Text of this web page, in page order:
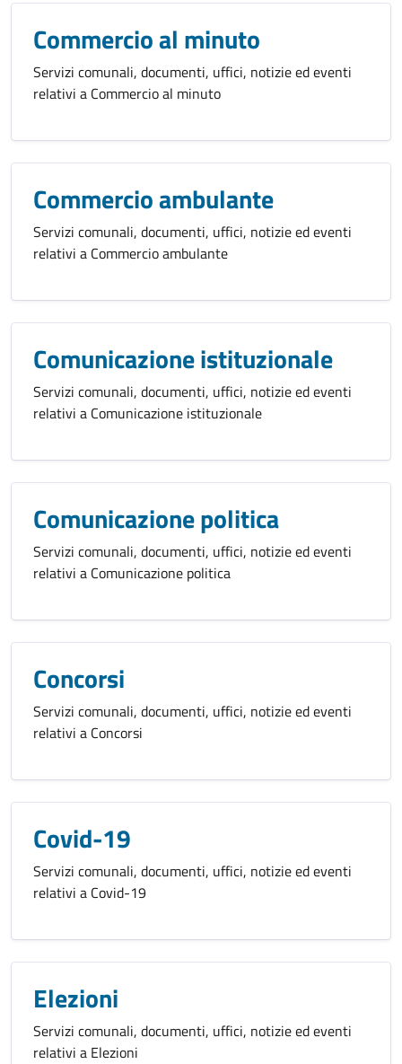
Commercio al minuto
Servizi comunali, documenti, uffici, notizie ed eventi
relativi a Commercio al minuto
Commercio ambulante
Servizi comunali, documenti, uffici, notizie ed eventi
relativi a Commercio ambulante
Comunicazione istituzionale
Servizi comunali, documenti, uffici, notizie ed eventi
relativi a Comunicazione istituzionale
Comunicazione politica
Servizi comunali, documenti, uffici, notizie ed eventi
relativi a Comunicazione politica
Concorsi
Servizi comunali, documenti, uffici, notizie ed eventi
relativi a Concorsi
Covid-19
Servizi comunali, documenti, uffici, notizie ed eventi
relativi a Covid-19
Elezioni
Servizi comunali, documenti, uffici, notizie ed eventi
relativi a Elezioni